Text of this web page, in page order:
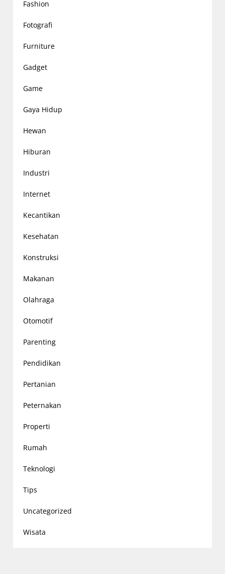
Fashion
Fotografi
Furniture
Gadget
Game
Gaya Hidup
Hewan
Hiburan
Industri
Internet
Kecantikan
Kesehatan
Konstruksi
Makanan
Olahraga
Otomotif
Parenting
Pendidikan
Pertanian
Peternakan
Properti
Rumah
Teknologi
Tips
Uncategorized
Wisata